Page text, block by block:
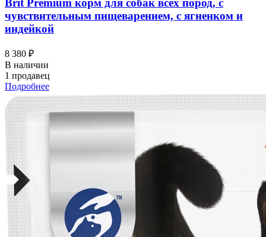
Brit Premium корм для собак всех пород, с
чувствительным пищеварением, с ягненком и
индейкой
8 380 ₽
В наличии
1 продавец
Подробнее